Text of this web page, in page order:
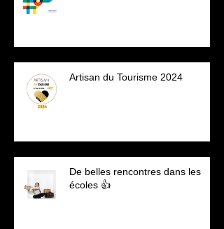
Artisan du Tourisme 2024
De belles rencontres dans les
écoles 👍